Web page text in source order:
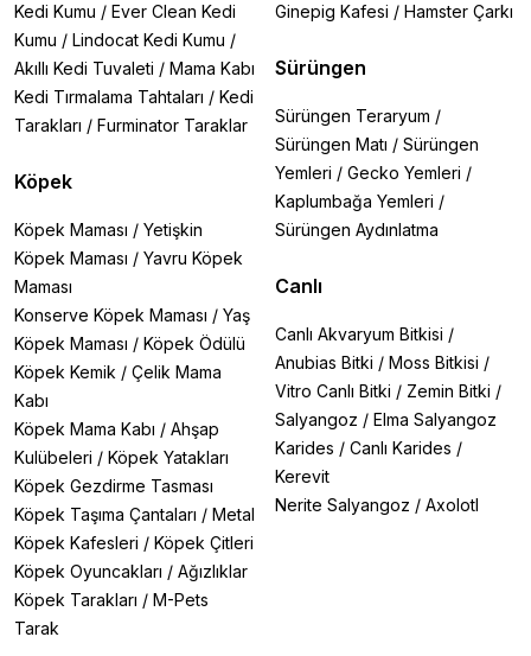
Kedi Kumu / Ever Clean Kedi
Kumu / Lindocat Kedi Kumu /
Akıllı Kedi Tuvaleti / Mama Kabı
Kedi Tırmalama Tahtaları / Kedi
Tarakları / Furminator Taraklar
Köpek
Köpek Maması / Yetişkin
Köpek Maması / Yavru Köpek
Maması
Konserve Köpek Maması / Yaş
Köpek Maması / Köpek Ödülü
Köpek Kemik / Çelik Mama
Kabı
Köpek Mama Kabı / Ahşap
Kulübeleri / Köpek Yatakları
Köpek Gezdirme Tasması
Köpek Taşıma Çantaları / Metal
Köpek Kafesleri / Köpek Çitleri
Köpek Oyuncakları / Ağızlıklar
Köpek Tarakları / M-Pets
Tarak
Ginepig Kafesi / Hamster Çarkı
Sürüngen
Sürüngen Teraryum /
Sürüngen Matı / Sürüngen
Yemleri / Gecko Yemleri /
Kaplumbağa Yemleri /
Sürüngen Aydınlatma
Canlı
Canlı Akvaryum Bitkisi /
Anubias Bitki / Moss Bitkisi /
Vitro Canlı Bitki / Zemin Bitki /
Salyangoz / Elma Salyangoz
Karides / Canlı Karides /
Kerevit
Nerite Salyangoz / Axolotl